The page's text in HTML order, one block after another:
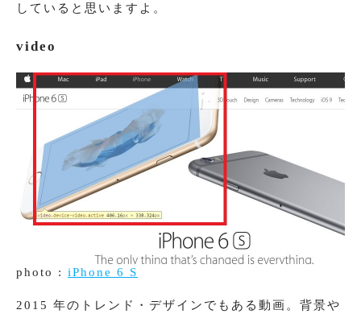
していると思いますよ。
video
photo : iPhone 6 S
2015 年のトレンド・デザインでもある動画。背景や